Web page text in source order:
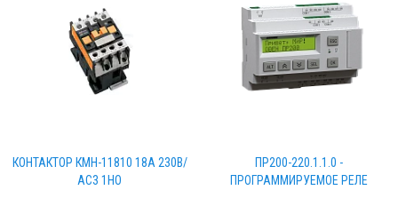
КОНТАКТОР КМН-11810 18А 230В/
АС3 1НO
ПР200-220.1.1.0 -
ПРОГРАММИРУЕМОЕ РЕЛЕ